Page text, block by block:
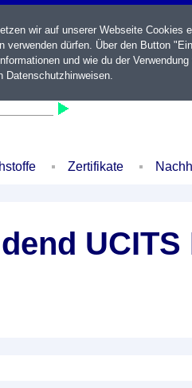
Zertifikate
UCITS
wir auf unserer Webseite Cookies
dürfen. Über den Button
und wie du der
Datenschutzhinweisen.